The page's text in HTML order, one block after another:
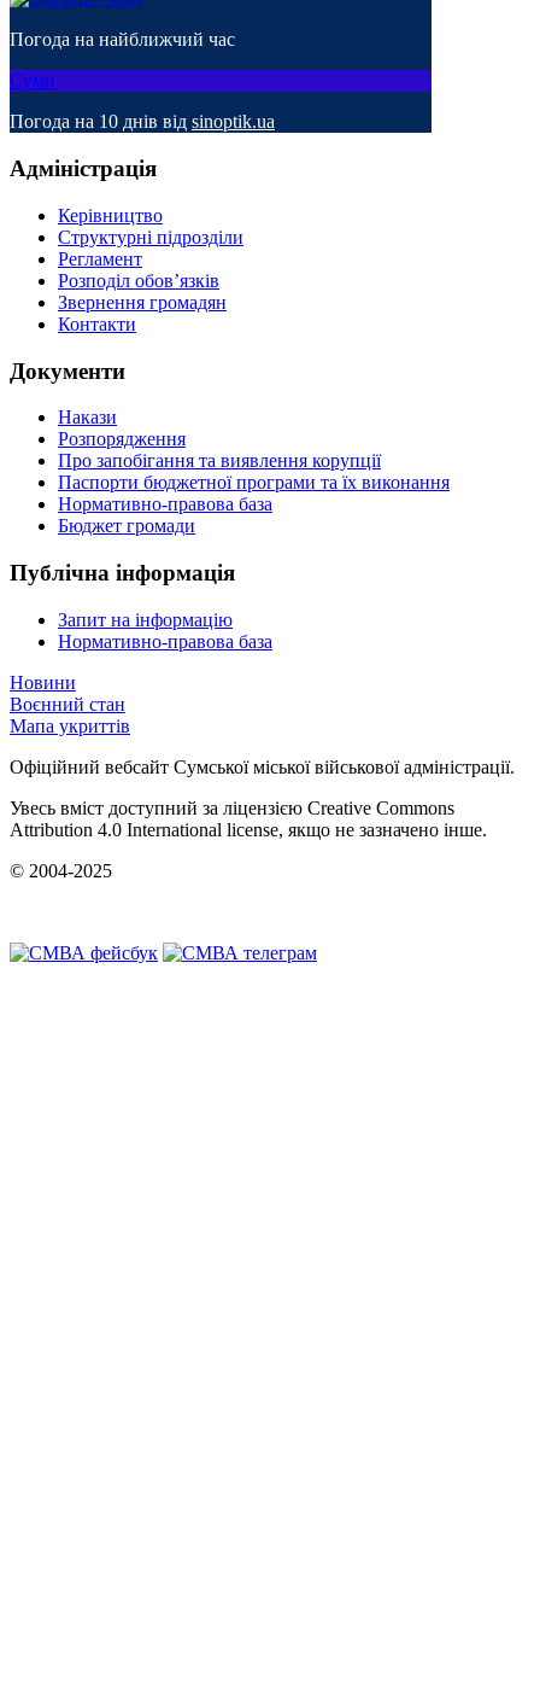
Погода на найближчий час
Суми
Погода на 10 днів від sinoptik.ua
Адміністрація
Керівництво
Структурні підрозділи
Регламент
Розподіл обов’язків
Звернення громадян
Контакти
Документи
Накази
Розпорядження
Про запобігання та виявлення корупції
Паспорти бюджетної програми та їх виконання
Нормативно-правова база
Бюджет громади
Публічна інформація
Запит на інформацію
Нормативно-правова база
Новини
Воєнний стан
Мапа укриттів
Офіційний вебсайт Сумської міської військової адміністрації.
Увесь вміст доступний за ліцензією Creative Commons
Attribution 4.0 International license, якщо не зазначено інше.
© 2004-2025